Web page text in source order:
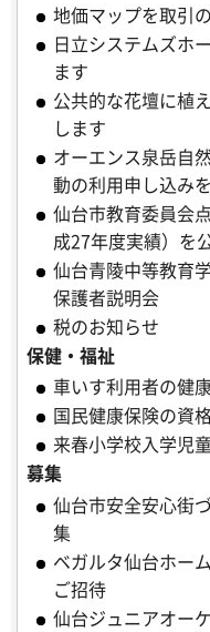
地価マップを取引
日立システムズホ
ます
公共的な花壇に植
します
オーエンス泉岳自
動の利用申し込み
仙台市教育委員会
成27年度実績）を
仙台青陵中等教育
保護者説明会
税のお知らせ
保健・福祉
車いす利用者の健
国民健康保険の資
来春小学校入学児
募集
仙台市安全安心街
集
ベガルタ仙台ホー
ご招待
仙台ジュニアオー